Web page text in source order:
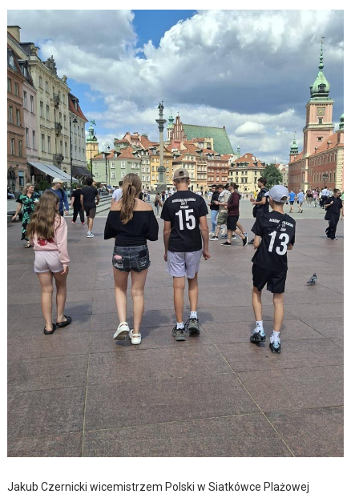
Jakub Czernicki wicemistrzem Polski w Siatkówce Plażowej